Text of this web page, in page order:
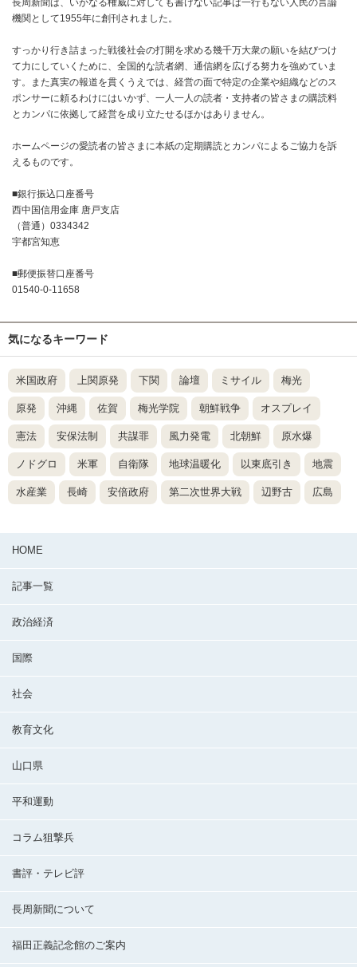
長周新聞は、いかなる権威に対しても書けない記事は一行もない人民の言論
機関として1955年に創刊されました。
すっかり行き詰まった戦後社会の打開を求める幾千万大衆の願いを結びつけ
て力にしていくために、全国的な読者網、通信網を広げる努力を強めていま
す。また真実の報道を貫くうえでは、経営の面で特定の企業や組織などのス
ポンサーに頼るわけにはいかず、一人一人の読者・支持者の皆さまの購読料
とカンパに依拠して経営を成り立たせるほかはありません。
ホームページの愛読者の皆さまに本紙の定期購読とカンパによるご協力を訴
えるものです。
■銀行振込口座番号
西中国信用金庫 唐戸支店
（普通）0334342
宇都宮知恵
■郵便振替口座番号
01540-0-11658
気になるキーワード
米国政府 上関原発 下関 論壇 ミサイル 梅光
原発 沖縄 佐賀 梅光学院 朝鮮戦争 オスプレイ
憲法 安保法制 共謀罪 風力発電 北朝鮮 原水爆
ノドグロ 米軍 自衛隊 地球温暖化 以東底引き 地震
水産業 長崎 安倍政府 第二次世界大戦 辺野古 広島
HOME
記事一覧
政治経済
国際
社会
教育文化
山口県
平和運動
コラム狙撃兵
書評・テレビ評
長周新聞について
福田正義記念館のご案内